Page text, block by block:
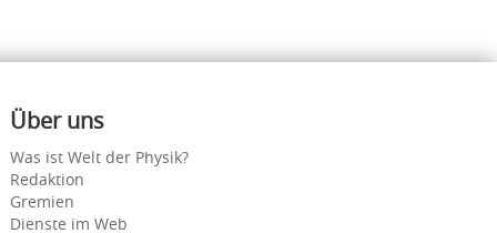
Über uns
Was ist Welt der Physik?
Redaktion
Gremien
Dienste im Web